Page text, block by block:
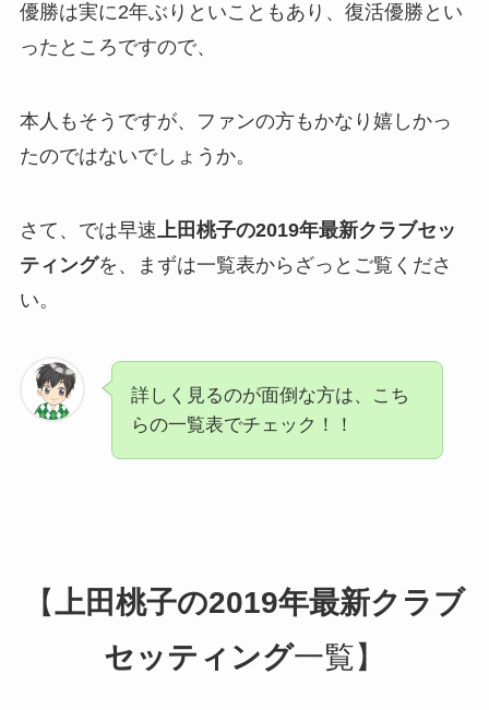
優勝は実に2年ぶりといこともあり、復活優勝とい
ったところですので、
本人もそうですが、ファンの方もかなり嬉しかっ
たのではないでしょうか。
さて、では早速 上田桃子の2019年最新クラブセッ
ティングを、まずは一覧表からざっとご覧くださ
い。
詳しく見るのが面倒な方は、こち
らの一覧表でチェック！！
【上田桃子の2019年最新クラブ
セッティング一覧】